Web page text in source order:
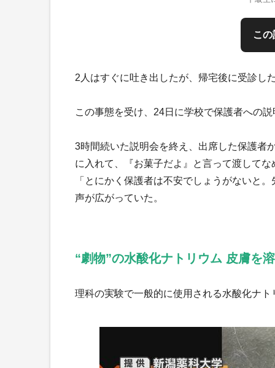
こ
2人はすぐに吐き出したが、帰宅後に受診し
この事態を受け、24日に学校で保護者への
3時間続いた説明会を終え、出席した保護者
に入れて、『お菓子だよ』と言って渡して
「とにかく保護者は不安でしょうがないと
声が広がっていた。
“劇物”の水酸化ナトリウム 皮膚を
理科の実験で一般的に使用される水酸化ナト